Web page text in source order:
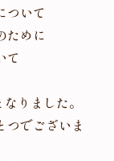
ついて
ために
て
りました。
つでございま